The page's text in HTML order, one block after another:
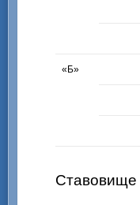
«Б»
Ставовище